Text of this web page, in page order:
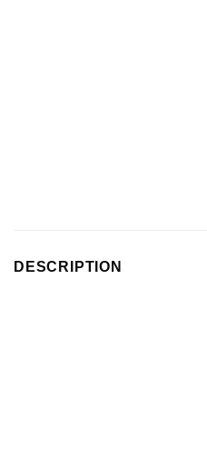
DESCRIPTION